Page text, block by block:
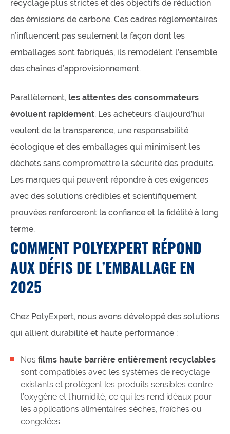
recyclage plus strictes et des objectifs de réduction
des émissions de carbone. Ces cadres réglementaires
n’influencent pas seulement la façon dont les
emballages sont fabriqués, ils remodèlent l’ensemble
des chaînes d’approvisionnement.
Parallèlement, les attentes des consommateurs
évoluent rapidement. Les acheteurs d’aujourd’hui
veulent de la transparence, une responsabilité
écologique et des emballages qui minimisent les
déchets sans compromettre la sécurité des produits.
Les marques qui peuvent répondre à ces exigences
avec des solutions crédibles et scientifiquement
prouvées renforceront la confiance et la fidélité à long
terme.
COMMENT POLYEXPERT RÉPOND
AUX DÉFIS DE L’EMBALLAGE EN
2025
Chez PolyExpert, nous avons développé des solutions
qui allient durabilité et haute performance :
Nos films haute barrière entièrement recyclables
sont compatibles avec les systèmes de recyclage
existants et protègent les produits sensibles contre
l’oxygène et l’humidité, ce qui les rend idéaux pour
les applications alimentaires sèches, fraîches ou
congelées.